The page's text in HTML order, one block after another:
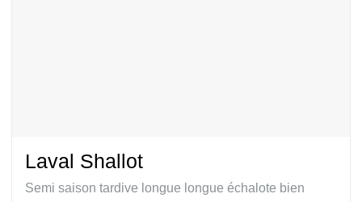
Laval Shallot
Semi saison tardive longue longue échalote bien